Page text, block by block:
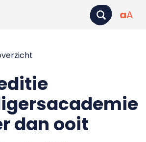
aA
dan ooit